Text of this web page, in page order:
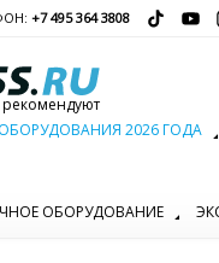
+7 495 364 3808
2026 ГОДА
ОБОРУДОВАНИЕ